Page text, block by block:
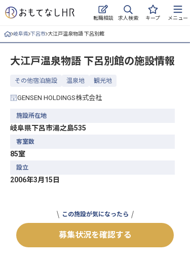
転職相談 求人検索 キープ メニュー
ログイン
求人・施設を探す
キープした求人
おもてなしHRについて
よくある質問
転職サポートに申し込む
岐阜県 下呂市 大江戸温泉物語 下呂別館
大江戸温泉物語 下呂別館の施設情報
その他宿泊施設 温泉地 観光地
GENSEN HOLDINGS株式会社
施設所在地
岐阜県下呂市湯之島535
客室数
85室
設立
2006年3月15日
この施設が気になったら
募集状況を確認する